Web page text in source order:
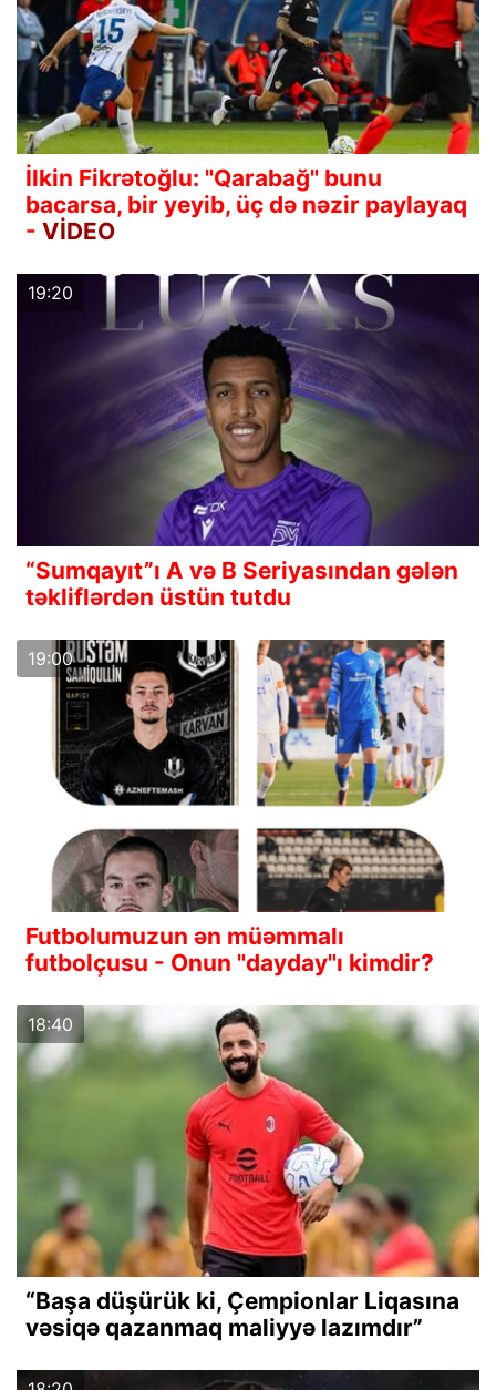
İlkin Fikrətoğlu: "Qarabağ" bunu
bacarsa, bir yeyib, üç də nəzir paylayaq
- VİDEO
19:20
“Sumqayıt”ı A və B Seriyasından gələn
təkliflərdən üstün tutdu
19:00
Futbolumuzun ən müəmmalı
futbolçusu - Onun "dayday"ı kimdir?
18:40
“Başa düşürük ki, Çempionlar Liqasına
vəsiqə qazanmaq maliyyə lazımdır”